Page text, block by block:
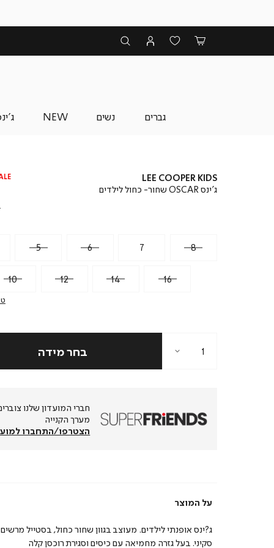
גברים נשים NEW
LEE COOPER KIDS
ג’ינס OSCAR שחור- כחול לילדים
5 6 7 8
10 12 14 16
מערך הקנייה
הצטרפו/התחברו
על המוצר
ג?ינס אופנתי לילדים. מעוצב בגוון שחור כחול, בסטייל
סקיני. בעל גזרה מחמיאה עם כיסים וסגירת רוכסן קלה